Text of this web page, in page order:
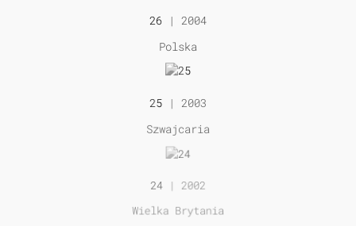
26 | 2004
Polska
25 | 2003
Szwajcaria
24| 2002
Wielka Brytania